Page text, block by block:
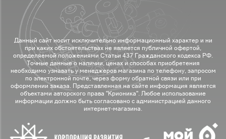
Данный сайт носит исключительно информационный характер и ни
при каких обстоятельствах не является публичной офертой,
определяемой положениями Статьи 437 Гражданского кодекса РФ.
Точные данные о наличии, ценах и способах приобретения
необходимо узнавать у менеджеров магазина по телефону, запросом
по электронной почте, через форму обратной связи или при
оформлении заказа. Представленная на сайте информация является
объектами авторского права "Крионика". Любое использование
информации должно быть согласовано с администрацией данного
интернет-магазина.